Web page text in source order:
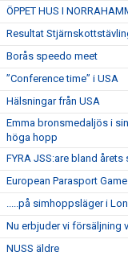
ÖPPET HUS I
Resultat
Borås speedo meet
”Conference time” i USA
Hälsningar från USA
Emma bronsmedaljös i
höga hopp
FYRA JSS:are bland
European Parasport
.....på simhoppsläger i
Nu erbjuder vi försäljning
NUSS äldre